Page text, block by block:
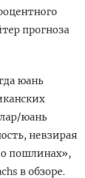
прогноза
юань
юань
невзирая
о пошлинах»,
в обзоре.